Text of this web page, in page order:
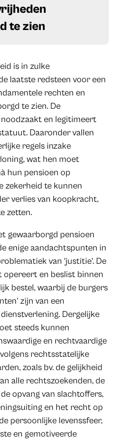
te zien
is in zulke
laatste redsteen voor een
rechten en
te zien. De
en legitimeert
Daaronder vallen
regels inzake
wat hen moet
hun pensioen op
zekerheid te kunnen
verlies van koopkracht,
zetten.
gewaarborgd pensioen
enige aandachtspunten in
van ‘justitie’. De
en beslist binnen
bestel, waarbij de burgers
zijn van een
Dergelijke
steeds kunnen
en rechtvaardige
rechtsstatelijke
zoals bv. de gelijkheid
alle rechtszoekenden, de
opvang van slachtoffers,
en het recht op
persoonlijke levenssfeer,
en gemotiveerde